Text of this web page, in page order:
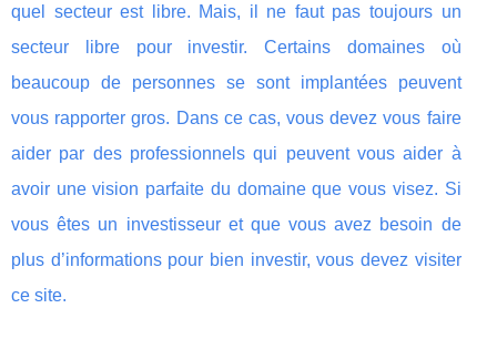
quel secteur est libre. Mais, il ne faut pas toujours un
secteur libre pour investir. Certains domaines où
beaucoup de personnes se sont implantées peuvent
vous rapporter gros. Dans ce cas, vous devez vous faire
aider par des professionnels qui peuvent vous aider à
avoir une vision parfaite du domaine que vous visez. Si
vous êtes un investisseur et que vous avez besoin de
plus d’informations pour bien investir, vous devez visiter
ce site.